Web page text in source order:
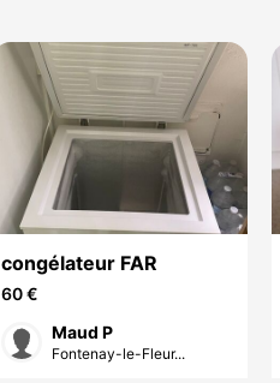
congélateur FAR
60 €
Maud P
Fontenay-le-Fleur...